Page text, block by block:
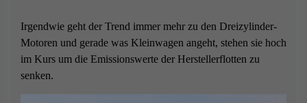
Irgendwie geht der Trend immer mehr zu den Dreizylinder-
Motoren und gerade was Kleinwagen angeht, stehen sie hoch
im Kurs um die Emissionswerte der Herstellerflotten zu
senken.